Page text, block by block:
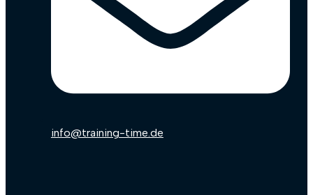
info@training-time.de